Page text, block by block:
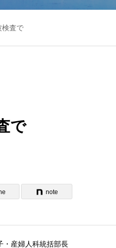
査で
で
note
・産婦人科統括部長